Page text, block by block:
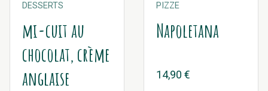
DESSERTS
mi-cuit au
chocolat, crème
anglaise
PIZZE
Napoletana
14,90 €